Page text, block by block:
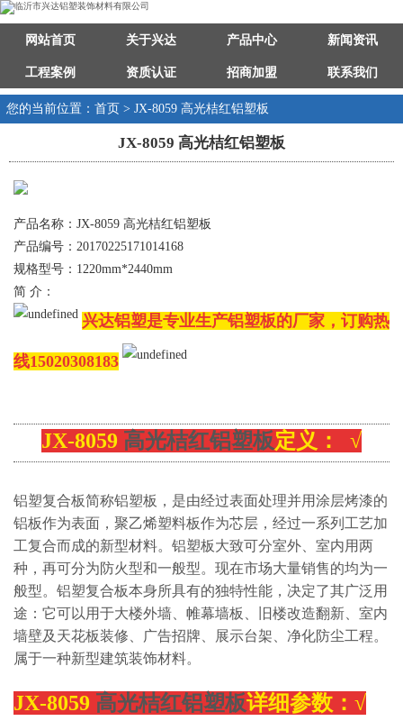
网站首页 关于兴达 产品中心 新闻资讯
工程案例 资质认证 招商加盟 联系我们
您的当前位置：首页 > JX-8059 高光桔红铝塑板
JX-8059 高光桔红铝塑板
产品名称：JX-8059 高光桔红铝塑板
产品编号：20170225171014168
规格型号：1220mm*2440mm
简 介：
兴达铝塑是专业生产铝塑板的厂家，订购热
线15020308183
JX-8059 高光桔红铝塑板定义： √
铝塑复合板简称铝塑板，是由经过表面处理并用涂层烤漆的
铝板作为表面，聚乙烯塑料板作为芯层，经过一系列工艺加
工复合而成的新型材料。铝塑板大致可分室外、室内用两
种，再可分为防火型和一般型。现在市场大量销售的均为一
般型。铝塑复合板本身所具有的独特性能，决定了其广泛用
途：它可以用于大楼外墙、帷幕墙板、旧楼改造翻新、室内
墙壁及天花板装修、广告招牌、展示台架、净化防尘工程。
属于一种新型建筑装饰材料。
JX-8059 高光桔红铝塑板详细参数：√